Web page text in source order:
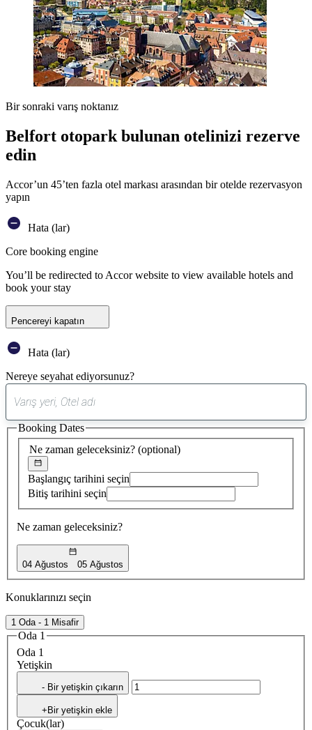
Bir sonraki varış noktanız
Belfort otopark bulunan otelinizi rezerve
edin
Accor’un 45’ten fazla otel markası arasından bir otelde rezervasyon
yapın
Hata (lar)
Core booking engine
You’ll be redirected to Accor website to view available hotels and
book your stay
Pencereyi kapatın
Hata (lar)
Nereye seyahat ediyorsunuz?
öneri
bulundu
Ne zaman geleceksiniz? (optional)
Başlangıç tarihini seçin
Bitiş tarihini seçin
Ne zaman geleceksiniz?
04 Ağustos 05 Ağustos
Booking Dates
Konuklarınızı seçin
1 Oda - 1 Misafir
Oda 1
Oda 1
Yetişkin
- Bir yetişkin çıkarın
+Bir yetişkin ekle
Çocuk(lar)